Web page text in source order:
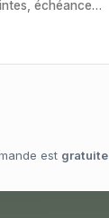
est gratuite